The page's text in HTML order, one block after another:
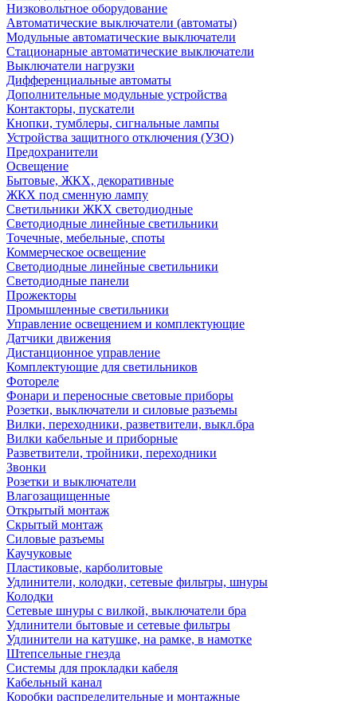
Низковольтное оборудование
Автоматические выключатели (автоматы)
Модульные автоматические выключатели
Стационарные автоматические выключатели
Выключатели нагрузки
Дифференциальные автоматы
Дополнительные модульные устройства
Контакторы, пускатели
Кнопки, тумблеры, сигнальные лампы
Устройства защитного отключения (УЗО)
Предохранители
Освещение
Бытовые, ЖКХ, декоративные
ЖКХ под сменную лампу
Светильники ЖКХ светодиодные
Светодиодные линейные светильники
Точечные, мебельные, споты
Коммерческое освещение
Светодиодные линейные светильники
Светодиодные панели
Прожекторы
Промышленные светильники
Управление освещением и комплектующие
Датчики движения
Дистанционное управление
Комплектующие для светильников
Фотореле
Фонари и переносные световые приборы
Розетки, выключатели и силовые разъемы
Вилки, переходники, разветвители, выкл.бра
Вилки кабельные и приборные
Разветвители, тройники, переходники
Звонки
Розетки и выключатели
Влагозащищенные
Открытый монтаж
Скрытый монтаж
Силовые разъемы
Каучуковые
Пластиковые, карболитовые
Удлинители, колодки, сетевые фильтры, шнуры
Колодки
Сетевые шнуры с вилкой, выключатели бра
Удлинители бытовые и сетевые фильтры
Удлинители на катушке, на рамке, в намотке
Штепсельные гнезда
Системы для прокладки кабеля
Кабельный канал
Коробки распределительные и монтажные